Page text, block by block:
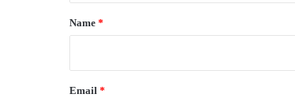
*
Name *
Email *